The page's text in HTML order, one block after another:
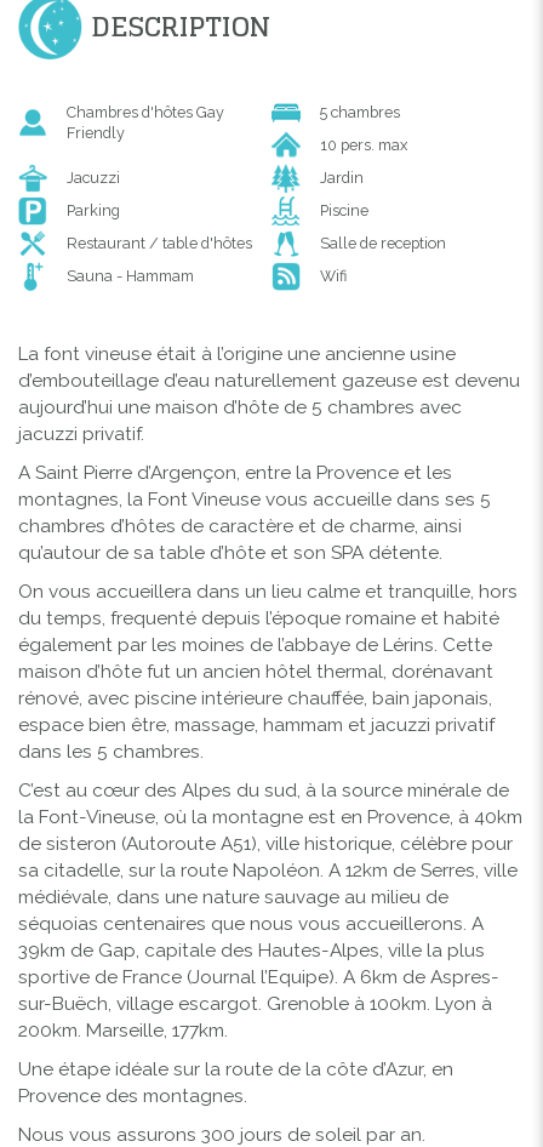
DESCRIPTION
Chambres d'hôtes Gay
Friendly
5 chambres
10 pers. max
Jacuzzi
Jardin
Parking
Piscine
Restaurant / table d'hôtes
Salle de reception
Sauna - Hammam
Wifi
La font vineuse était à l’origine une ancienne usine
d’embouteillage d’eau naturellement gazeuse est devenu
aujourd’hui une maison d’hôte de 5 chambres avec
jacuzzi privatif.
A Saint Pierre d’Argençon, entre la Provence et les
montagnes, la Font Vineuse vous accueille dans ses 5
chambres d’hôtes de caractère et de charme, ainsi
qu’autour de sa table d’hôte et son SPA détente.
On vous accueillera dans un lieu calme et tranquille, hors
du temps, frequenté depuis l’époque romaine et habité
également par les moines de l’abbaye de Lérins. Cette
maison d’hôte fut un ancien hôtel thermal, dorénavant
rénové, avec piscine intérieure chauffée, bain japonais,
espace bien être, massage, hammam et jacuzzi privatif
dans les 5 chambres.
C’est au cœur des Alpes du sud, à la source minérale de
la Font-Vineuse, où la montagne est en Provence, à 40km
de sisteron (Autoroute A51), ville historique, célèbre pour
sa citadelle, sur la route Napoléon. A 12km de Serres, ville
médiévale, dans une nature sauvage au milieu de
séquoias centenaires que nous vous accueillerons. A
39km de Gap, capitale des Hautes-Alpes, ville la plus
sportive de France (Journal l’Equipe). A 6km de Aspres-
sur-Buëch, village escargot. Grenoble à 100km. Lyon à
200km. Marseille, 177km.
Une étape idéale sur la route de la côte d’Azur, en
Provence des montagnes.
Nous vous assurons 300 jours de soleil par an.